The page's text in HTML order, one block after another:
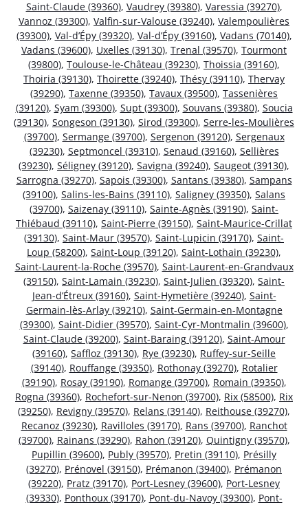
Saint-Claude (39360), Vaudrey (39380), Varessia (39270),
Vannoz (39300), Valfin-sur-Valouse (39240), Valempoulières
(39300), Val-d’Épy (39320), Val-d’Épy (39160), Vadans (70140),
Vadans (39600), Uxelles (39130), Trenal (39570), Tourmont
(39800), Toulouse-le-Château (39230), Thoissia (39160),
Thoiria (39130), Thoirette (39240), Thésy (39110), Thervay
(39290), Taxenne (39350), Tavaux (39500), Tassenières
(39120), Syam (39300), Supt (39300), Souvans (39380), Soucia
(39130), Songeson (39130), Sirod (39300), Serre-les-Moulières
(39700), Sermange (39700), Sergenon (39120), Sergenaux
(39230), Septmoncel (39310), Senaud (39160), Sellières
(39230), Séligney (39120), Savigna (39240), Saugeot (39130),
Sarrogna (39270), Sapois (39300), Santans (39380), Sampans
(39100), Salins-les-Bains (39110), Saligney (39350), Salans
(39700), Saizenay (39110), Sainte-Agnès (39190), Saint-
Thiébaud (39110), Saint-Pierre (39150), Saint-Maurice-Crillat
(39130), Saint-Maur (39570), Saint-Lupicin (39170), Saint-
Loup (58200), Saint-Loup (39120), Saint-Lothain (39230),
Saint-Laurent-la-Roche (39570), Saint-Laurent-en-Grandvaux
(39150), Saint-Lamain (39230), Saint-Julien (39320), Saint-
Jean-d’Étreux (39160), Saint-Hymetière (39240), Saint-
Germain-lès-Arlay (39210), Saint-Germain-en-Montagne
(39300), Saint-Didier (39570), Saint-Cyr-Montmalin (39600),
Saint-Claude (39200), Saint-Baraing (39120), Saint-Amour
(39160), Saffloz (39130), Rye (39230), Ruffey-sur-Seille
(39140), Rouffange (39350), Rothonay (39270), Rotalier
(39190), Rosay (39190), Romange (39700), Romain (39350),
Rogna (39360), Rochefort-sur-Nenon (39700), Rix (58500), Rix
(39250), Revigny (39570), Relans (39140), Reithouse (39270),
Recanoz (39230), Ravilloles (39170), Rans (39700), Ranchot
(39700), Rainans (39290), Rahon (39120), Quintigny (39570),
Pupillin (39600), Publy (39570), Pretin (39110), Présilly
(39270), Prénovel (39150), Prémanon (39400), Prémanon
(39220), Pratz (39170), Port-Lesney (39600), Port-Lesney
(39330), Ponthoux (39170), Pont-du-Navoy (39300), Pont-